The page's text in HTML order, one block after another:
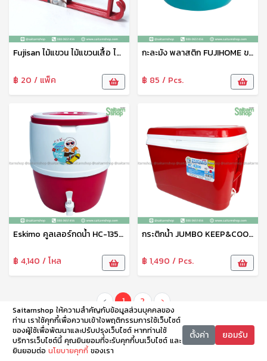
Fujisan ไม้แขวน ไม้แขวนเสื้อ ไม้แขวนเสื้อผู้ใหญ่ ไม้แขวนเสื้อพลาสติก เกรดA คุณภาพดี แข็งแรง ทนทาน No.3012
฿ 20 / แพ็ค
กะละมัง พลาสติก FUJIHOME ขนาด 49 ซม. รุ่น BS-50 กะละมังพลาสติก กะละมังทรงกลม กะละมังใส่ของ Eskimo
฿ 85 / Pcs.
Eskimo คูลเลอร์กดน้ำ HC-1350V ขนาดความจุ 13.5 ลิตร มีก๊อก เปิด-ปิด BIG COOLER COOL มีฉนวนล็อคความเย็น พลาสติก Food Grade
฿ 4,140 / โหล
กระติกน้ำ JUMBO KEEP&COOL KC-4200 กระติกน้ำล็อคความเย็น ขนาด 42 ลิตร มีฝาเปิด-ปิด แข็งแรง ทนทาน Eskimo
฿ 1,490 / Pcs.
‹ 1 2 ›
Saitarnshop ให้ความสำคัญกับข้อมูลส่วนบุคคลของ
ท่าน เราใช้คุกกี้เพื่อความเข้าใจพฤติกรรมการใช้เว็บไซต์
ของผู้ใช้เพื่อพัฒนาและปรับปรุงเว็บไซต์ หากท่านใช้
บริการเว็บไซต์นี้ คุณยินยอมที่จะรับคุกกี้บนเว็บไซต์ และ
ยินยอมต่อ นโยบายคุกกี้ ของเรา
ตั้งค่า ยอมรับ